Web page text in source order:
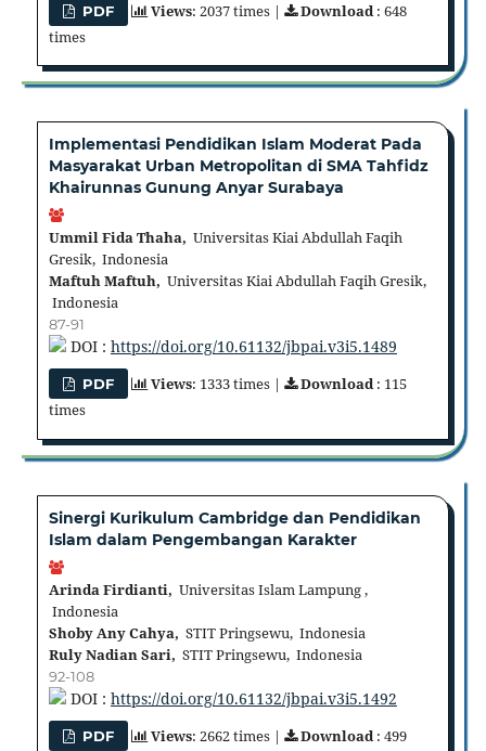
PDF Views: 2037 times | Download : 648
times
Implementasi Pendidikan Islam Moderat Pada
Masyarakat Urban Metropolitan di SMA Tahfidz
Khairunnas Gunung Anyar Surabaya
Ummil Fida Thaha, Universitas Kiai Abdullah Faqih
Gresik, Indonesia
Maftuh Maftuh, Universitas Kiai Abdullah Faqih Gresik,
Indonesia
87-91
DOI : https://doi.org/10.61132/jbpai.v3i5.1489
PDF Views: 1333 times | Download: 115
times
Sinergi Kurikulum Cambridge dan Pendidikan
Islam dalam Pengembangan Karakter
Arinda Firdianti, Universitas Islam Lampung ,
Indonesia
Shoby Any Cahya, STIT Pringsewu, Indonesia
Ruly Nadian Sari, STIT Pringsewu, Indonesia
92-108
DOI : https://doi.org/10.61132/jbpai.v3i5.1492
PDF Views: 2662 times | Download: 499